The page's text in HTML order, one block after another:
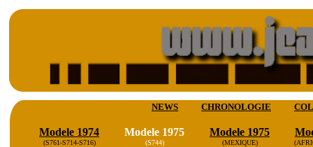
NEWS CHRONOLOGIE
Modele 1974
(S761-S714-S716)
Modele 1975
(S744)
Modele 1975
(MEXIQUE)